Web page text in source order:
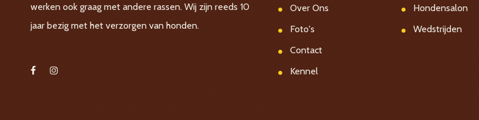
werken ook graag met andere rassen. Wij zijn reeds 10
jaar bezig met het verzorgen van honden.
Over Ons
Foto's
Contact
Kennel
Hondensalon
Wedstrijden